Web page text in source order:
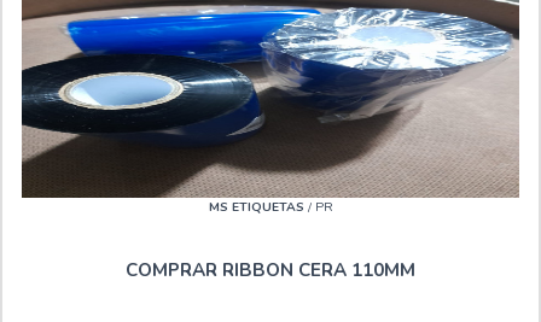
MS ETIQUETAS / PR
COMPRAR RIBBON CERA 110MM